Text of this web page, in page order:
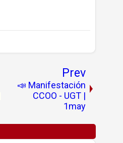
Prev
📣 Manifestación
CCOO - UGT |
1may